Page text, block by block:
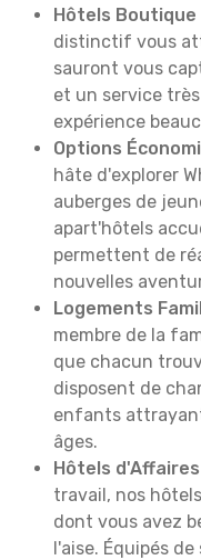
Hôtels Boutique
distinctif vous
sauront vous
et un service
expérience
Options
hâte d'explorer
auberges de
apart'hôtels
permettent de
nouvelles
Logements
membre de la
que chacun
disposent de
enfants
âges.
Hôtels d'Affaires
travail, nos
dont vous avez
l'aise. Équipés